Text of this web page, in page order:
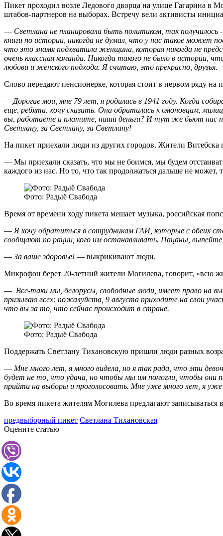
Пикет проходил возле Ледового дворца на улице Гагарина в
штабов-партнеров на выборах. Встречу вели активисты
— Светлана не планировала быть политиком, так получилось
книги по истории, никогда не думал, что у нас такое может
что это знамя подхватила женщина, которая никогда не
очень классная команда. Никогда такого не было в
любови и женского подхода. Я считаю, это прекрасно, друзья.
Слово передают пенсионерке, которая стоит в первом ряду на
— Дорогие мои, мне 79 лет, я родилась в 1941 году. Когда
еще, ребята, хочу сказать. Она обратилась к омоновцам,
вы, работаете и платите, наши деньги? И тут же бьют нас
Светлану, за Светлану, за Светлану!
На пикет приехали люди из других городов. Жители Витебска
— Мы приехали сказать, что мы не боимся, мы будем
каждого из нас. Но то, что так продолжаться дальше не
Фото: Радыё Свабода
Время от времени ходу пикета мешает музыка, российская
— Я хочу обратиться в сотрудникам ГАИ, которые с обеих
сообщают по рации, кого им останавливать. Пацаны, выпейте
— За ваше здоровье! — выкрикивают люди.
Микрофон берет 20-летний жители Могилева, говорит, «всю
— Все-таки мы, белорусы, свободные люди, имеет право на
призываю всех: пожалуйста, 9 августа приходите на свои
что вы за то, что сейчас происходит в стране.
Фото: Радыё Свабода
Поддержать Светлану Тихановскую пришли люди разных
— Мне много лет, я много видела, но я так рада, что эти
будет не то, что удача, но чтобы мы им помогли, чтобы они
прийти на выборы и проголосовать. Мне уже много лет, я
Во время пикета жителям Могилева предлагают
предвыборный пикет Светлана Тихановская
Оцените статью